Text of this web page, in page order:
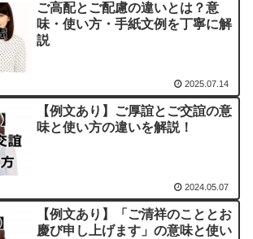
ご高配とご配慮の違いとは？意
味・使い方・手紙文例を丁寧に解
説
2025.07.14
【例文あり】ご厚誼とご交誼の意
味と使い方の違いを解説！
2024.05.07
【例文あり】「ご清祥のこととお
慶び申し上げます」の意味と使い